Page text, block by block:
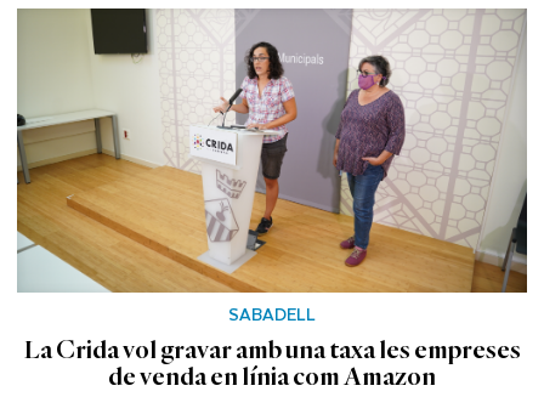
SABADELL
La Crida vol gravar amb una taxa les empreses
de venda en línia com Amazon